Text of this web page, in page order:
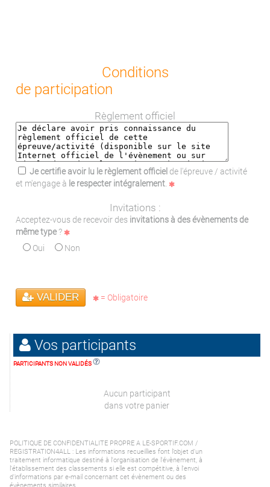
Conditions
de participation
Règlement officiel
Je certifie avoir lu le règlement officiel de l'épreuve / activité
et m'engage à le respecter intégralement
Invitations :
Acceptez-vous de recevoir des invitations à des évènements de
même type?
Oui
Non
VALIDER = Obligatoire
Vos participants
PARTICIPANTS NON VALIDÉS
Aucun participant
dans votre panier
POLITIQUE DE CONFIDENTIALITE PROPRE A LE-SPORTIF.COM /
REGISTRATION4ALL : Les informations recueillies font l’objet d'un
traitement informatique destiné à l'organisation de l'évènement, à
l'établissement des classements si elle est compétitive, à l'envoi
d'informations par e-mail concernant cet évènement ou des